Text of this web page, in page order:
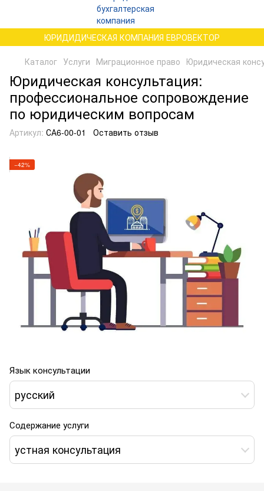
ЮРИДИДИЧЕСКАЯ КОМПАНИЯ ЕВРОВЕКТОР
Каталог Услуги Миграционное право Юридическая
Юридическая консультация:
профессиональное сопровождение
по юридическим вопросам
Артикул: СА6-00-01 Оставить отзыв
−42%
Язык консультации
русский
Содержание услуги
устная консультация